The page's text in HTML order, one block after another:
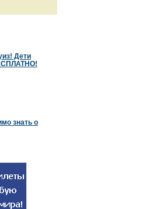
Дети
знать о